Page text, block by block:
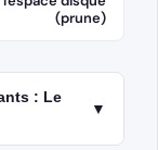
(prune)
: Le
▼